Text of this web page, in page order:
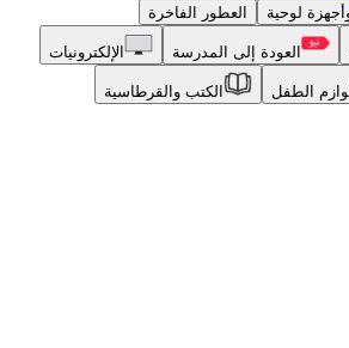
لوحية العطور الفاخرة
العودة إلى المدرسة الإلكترونيات
الطفل الكتب والقرطاسية